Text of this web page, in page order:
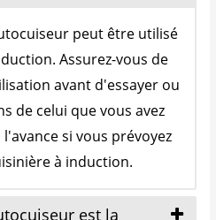
peut être utilisé
Assurez-vous de
avant d'essayer ou
de celui que vous avez
si vous prévoyez
à induction.
est la